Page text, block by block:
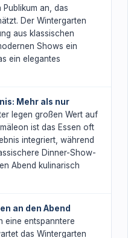
an, das
Der Wintergarten
aus klassischen
Shows ein
ein elegantes
Mehr als nur
legen großen Wert auf
ist das Essen oft
integriert, während
Dinner-Show-
Abend kulinarisch
an den Abend
eine entspanntere
das Wintergarten